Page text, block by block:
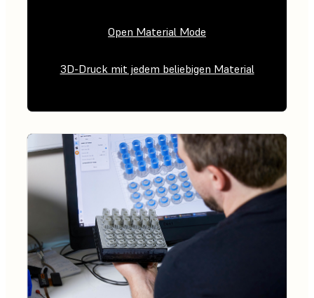
Open Material Mode
3D-Druck mit jedem beliebigen Material